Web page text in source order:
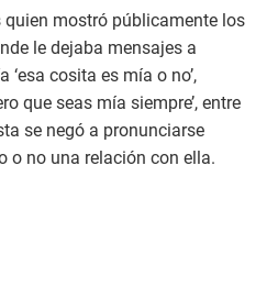
quien mostró públicamente los
le dejaba mensajes a
‘esa cosita es mía o no’,
que seas mía siempre’, entre
se negó a pronunciarse
o no una relación con ella.